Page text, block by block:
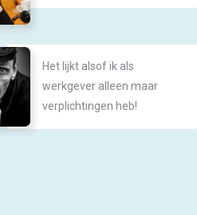
Het lijkt alsof ik als
werkgever alleen maar
verplichtingen heb!